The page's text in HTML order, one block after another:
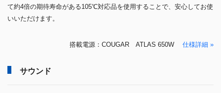
て約4倍の期待寿命がある105℃対応品を使用することで、安心してお使
いいただけます。
搭載電源：COUGAR ATLAS 650W 仕様詳細 »
サウンド